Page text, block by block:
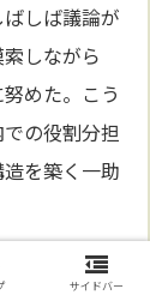
しば議論が
しながら
めた。こう
の役割分担
を築く一助
サイドバー